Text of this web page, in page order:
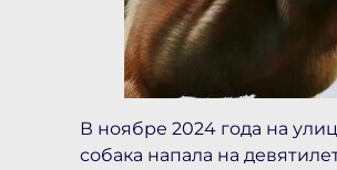
В ноябре 2024 года на
собака напала на